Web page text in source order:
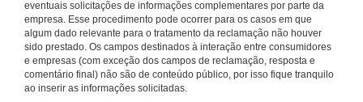
eventuais solicitações de informações complementares por parte da
empresa. Esse procedimento pode ocorrer para os casos em que
algum dado relevante para o tratamento da reclamação não houver
sido prestado. Os campos destinados à interação entre consumidores
e empresas (com exceção dos campos de reclamação, resposta e
comentário final) não são de conteúdo público, por isso fique tranquilo
ao inserir as informações solicitadas.